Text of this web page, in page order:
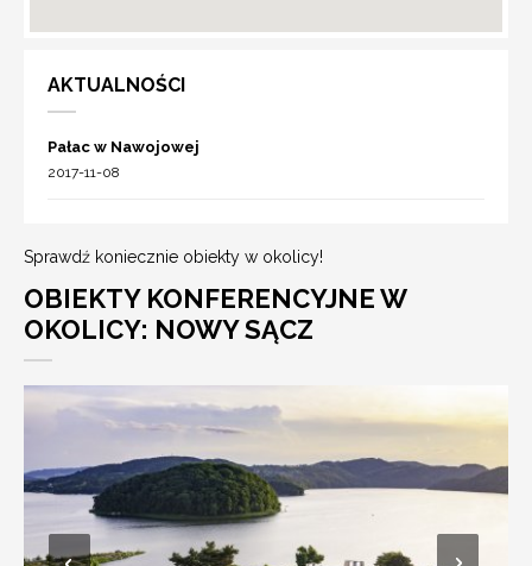
AKTUALNOŚCI
Pałac w Nawojowej
2017-11-08
Sprawdź koniecznie obiekty w okolicy!
OBIEKTY KONFERENCYJNE W
OKOLICY: NOWY SĄCZ